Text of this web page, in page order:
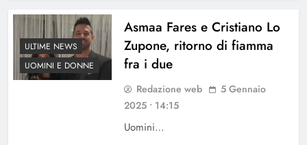
ULTIME NEWS
UOMINI E DONNE
Asmaa Fares e Cristiano Lo
Zupone, ritorno di fiamma
fra i due
Redazione web
5 Gennaio
2025 • 14:15
Uomini…